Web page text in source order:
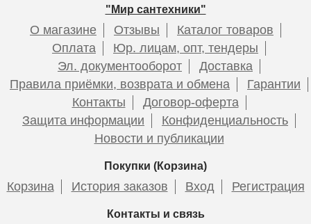
23 970
Подробнее
26 200
Подробнее
Смеситель Kludi Objekta
320230575
Смеситель Kludi Objekta
326850575
Подробнее Подробнее
Смеситель для раковины
ESKO Sochi SC26 , хром
Смеситель для раковины
ESKO Sochi Gold SC26Gold
Подробнее Подробнее
Подробнее Подробнее
Смеситель HAIBA HB5518-5
c гигиенической лейкой
Смеситель HAIBA HB5518-7
c гигиенической лейкой
"Мир сантехники"
О магазине Отзывы
Каталог товаров
Оплата
Юр. лицам, опт, тендеры
Эл. документооборот
Доставка
Правила приёмки, возврата и обмена
Гарантии
Контакты
Договор-оферта
Защита информации
Конфиденциальность
Новости и публикации
Покупки (Корзина)
Корзина История заказов Вход Регистрация
Контакты и связь